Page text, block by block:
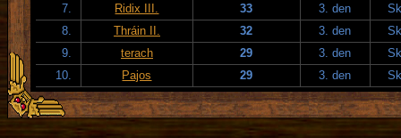
7.
Ridix III. 33 3. den
8.
Thráin II. 32 3. den
9.
terach 29 3. den
10.
Pajos 29 3. den